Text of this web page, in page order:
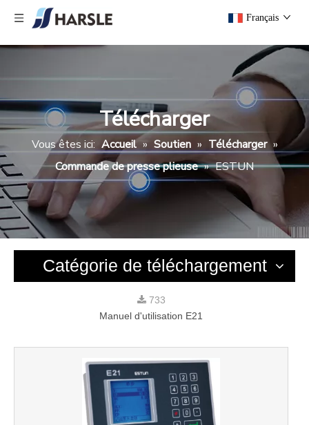
Français
Télécharger
Vous êtes ici: Accueil » Soutien » Télécharger »
Commande de presse plieuse » ESTUN
Catégorie de téléchargement
733
Manuel d'utilisation E21